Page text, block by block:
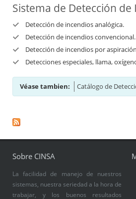
Sistema de Detección de
Detección de incendios analógica.
Detección de incendios convencional.
Detección de incendios por
Detecciones especiales, llama,
Véase tambien: Catálogo de
Sobre CINSA
La facilidad de manejo de nuestros
sistemas, nuestra seriedad a la hora de
trabajar, y los buenos resultados